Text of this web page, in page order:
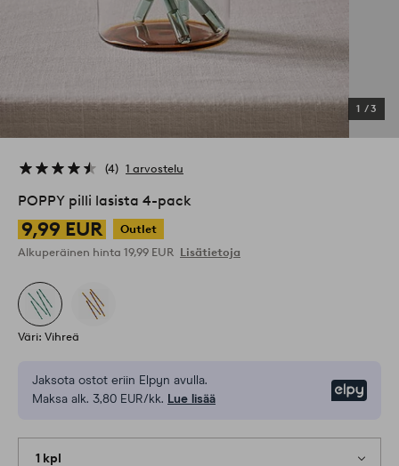
1 /3
4 1 arvostelu
POPPY pilli lasista 4-pack
9,99 EUR
Outlet
Alkuperäinen hinta 19,99 EUR Lisätietoja
Väri: Vihreä
Jaksota ostot eriin Elpyn avulla.
Maksa alk. 3,80 EUR/kk. Lue lisää
1 kpl